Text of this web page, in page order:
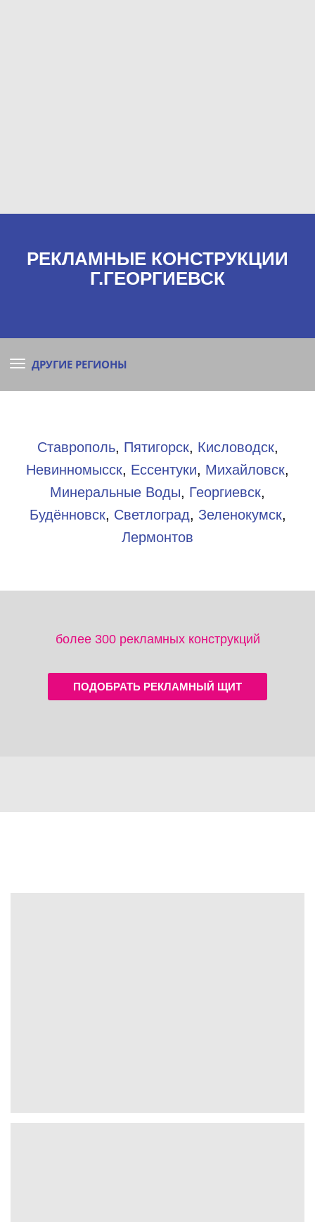
РЕКЛАМНЫЕ КОНСТРУКЦИИ
Г.ГЕОРГИЕВСК
ДРУГИЕ РЕГИОНЫ
Ставрополь, Пятигорск, Кисловодск,
Невинномысск, Ессентуки, Михайловск,
Минеральные Воды, Георгиевск,
Будённовск, Светлоград, Зеленокумск,
Лермонтов
более 300 рекламных конструкций
ПОДОБРАТЬ РЕКЛАМНЫЙ ЩИТ